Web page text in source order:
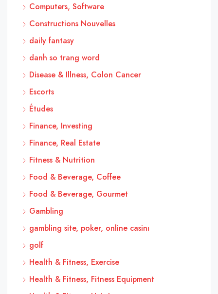
Computers, Software
Constructions Nouvelles
daily fantasy
danh so trang word
Disease & Illness, Colon Cancer
Escorts
Études
Finance, Investing
Finance, Real Estate
Fitness & Nutrition
Food & Beverage, Coffee
Food & Beverage, Gourmet
Gambling
gambling site, poker, online casinı
golf
Health & Fitness, Exercise
Health & Fitness, Fitness Equipment